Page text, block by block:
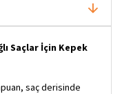
Saçlar İçin Kepek
saç derisinde